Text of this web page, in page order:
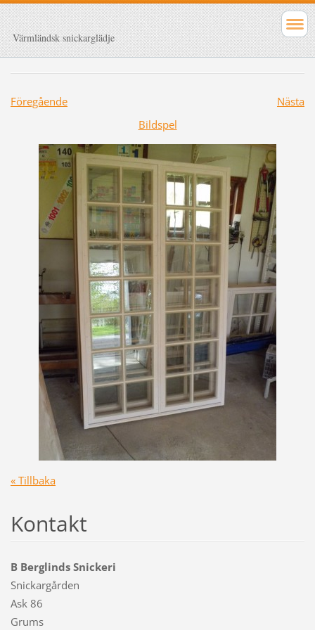
Värmländsk snickarglädje
Föregående
Nästa
Bildspel
« Tillbaka
Kontakt
B Berglinds Snickeri
Snickargården
Ask 86
Grums